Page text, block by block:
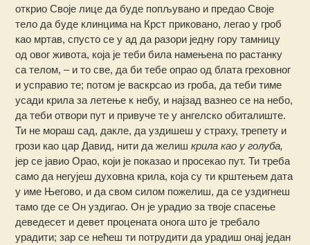
открио Своје лице да буде попљувано и предао Своје
тело да буде клинцима на Крст приковано, легао у гроб
као мртав, спусто се у ад да разори једну гору тамницу
од овог живота, која је теби била намењена по растанку
са телом, – и то све, да би тебе опрао од блата греховног
и усправио те; потом је васкрсао из гроба, да теби тиме
усади крила за летење к небу, и најзад вазнео се на небо,
да теби отвори пут и привуче те у ангелско обиталиште.
Ти не мораш сад, дакле, да уздишеш у страху, трепету и
грози као цар Давид, нити да желишкрила као у голуба,
јер се јавио Орао, који је показао и просекао пут. Ти треба
само да негујеш духовна крила, која су ти крштењем дата
у име Његово, и да свом силом пожелиш, да се уздигнеш
тамо где се Он уздигао. Он је урадио за твоје спасење
деведесет и девет процената онога што је требало
урадити; зар се нећеш ти потрудити да урадиш онај један